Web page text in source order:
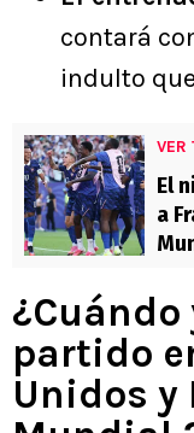
contará
indulto
VER
El
a
¿Cuándo
partido
Unidos y